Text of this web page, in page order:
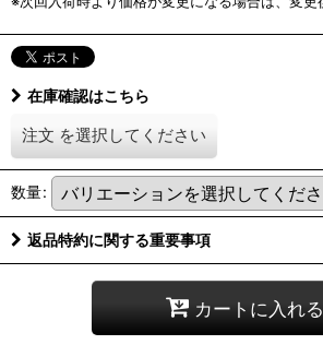
在庫確認はこちら
注文 を選択してください
数量:
返品特約に関する重要事項
カートに入れる